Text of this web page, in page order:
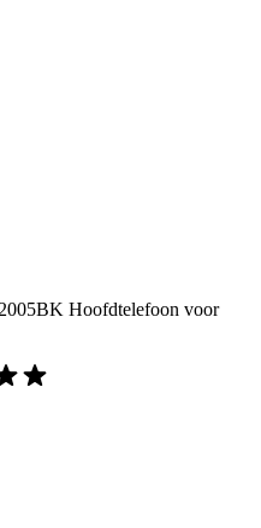
Hoofdtelefoon voor